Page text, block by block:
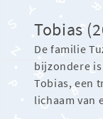
Tobias
De familie
bijzondere
Tobias, een
lichaam van